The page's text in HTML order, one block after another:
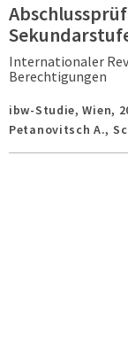
Internationaler
Berechtigungen
ibw-Studie,Wien,
Petanovitsch A.,